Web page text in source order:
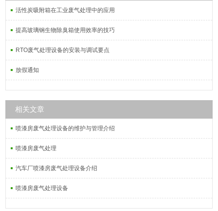
活性炭吸附箱在工业废气处理中的应用
提高玻璃钢生物除臭箱使用效率的技巧
RTO废气处理设备的安装与调试要点
放假通知
相关文章
喷漆房废气处理设备的维护与管理介绍
喷漆房废气处理
汽车厂喷漆房废气处理设备介绍
喷漆房废气处理设备